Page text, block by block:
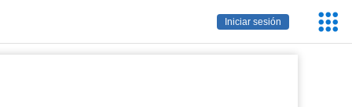
Iniciar sesión